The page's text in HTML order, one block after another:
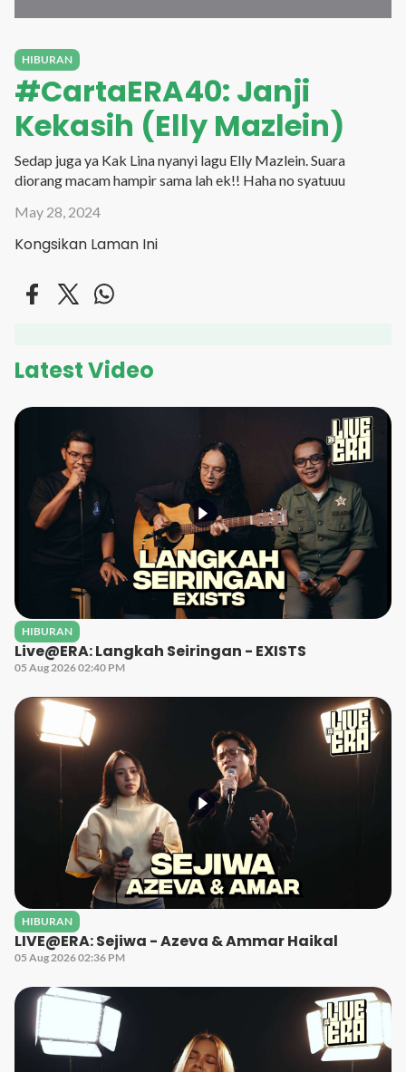
HIBURAN
#CartaERA40: Janji
Kekasih (Elly Mazlein)
Sedap juga ya Kak Lina nyanyi lagu Elly Mazlein. Suara
diorang macam hampir sama lah ek!! Haha no syatuuu
May 28, 2024
Kongsikan Laman Ini
Latest Video
HIBURAN
Live@ERA: Langkah Seiringan - EXISTS
05 Aug 2026 02:40 PM
HIBURAN
LIVE@ERA: Sejiwa - Azeva & Ammar Haikal
05 Aug 2026 02:36 PM